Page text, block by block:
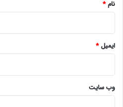
نام*
ایمیل*
وب‌ سایت